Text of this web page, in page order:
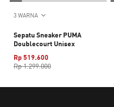
3 WARNA
Sepatu Sneaker PUMA
Doublecourt Unisex
Rp 519.600
Rp 1.299.000